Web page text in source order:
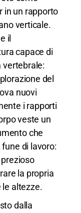
in un rapporto
verticale.
il
capace di
vertebrale:
del
nuovi
i rapporti
veste un
che
di lavoro:
la propria
le altezze.
dalla